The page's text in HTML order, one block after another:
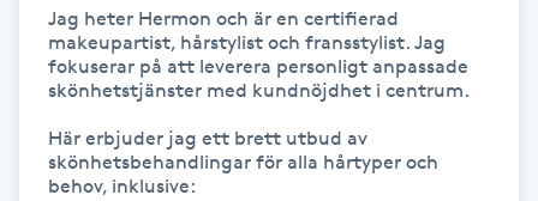
HIFU
Hot Stone Massage
Jag heter Hermon och är en certifierad
makeupartist, hårstylist och fransstylist. Jag
fokuserar på att leverera personligt anpassade
skönhetstjänster med kundnöjdhet i centrum.
Här erbjuder jag ett brett utbud av
skönhetsbehandlingar för alla hårtyper och
behov, inklusive: